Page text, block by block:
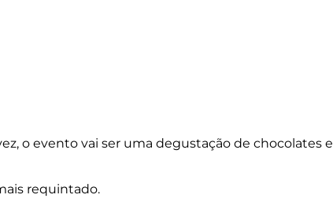
o evento vai ser uma degustação de chocolates e
requintado.